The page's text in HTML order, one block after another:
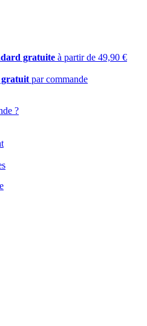
gratuite à partir de 49,90 €
gratuit par commande
?